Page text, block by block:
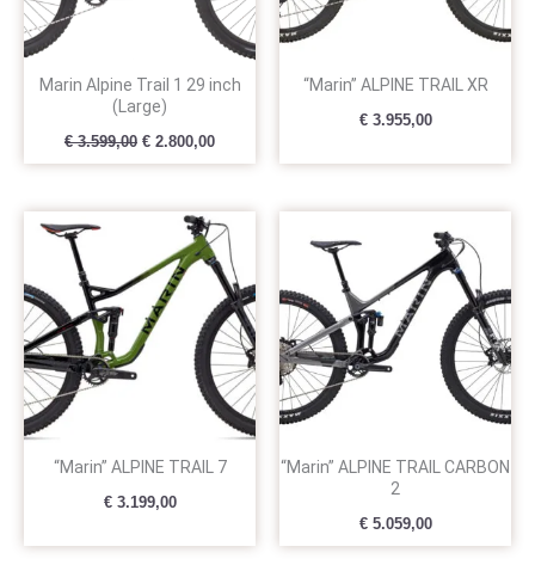
Marin Alpine Trail 1 29 inch
(Large)
€3.599,00 € 2.800,00
“Marin” ALPINE TRAIL XR
€3.955,00
“Marin” ALPINE TRAIL 7
€3.199,00
“Marin” ALPINE TRAIL CARBON
2
€5.059,00